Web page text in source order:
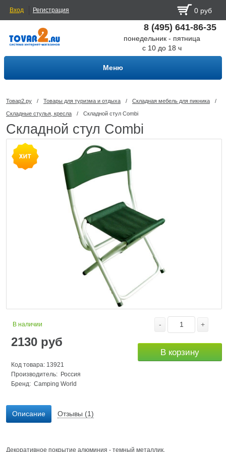
Вход Регистрация 0 руб
8 (495) 641-86-35
понедельник - пятница
с 10 до 18 ч
Меню
Товар2.ру / Товары для туризма и отдыха / Складная мебель для пикника /
Складные стулья, кресла / Складной стул Combi
Складной стул Combi
В наличии
2130 руб
Код товара: 13921
Производитель: Россия
Бренд: Camping World
- +
В корзину
Описание Отзывы (1)
Декоративное покрытие алюминия - темный металлик.